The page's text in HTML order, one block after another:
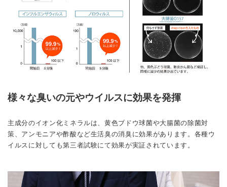
様々な臭いの元やウイルスに効果を発揮
主成分のイオン化ミネラルは、黄色ブドウ球菌や大腸菌の除菌対
策、アンモニアや酢酸など生活臭の消臭に効果があります。各種ウ
イルスに対しても第三者試験にて効果が実証されています。